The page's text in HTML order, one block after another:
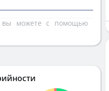
вы можете с помощью